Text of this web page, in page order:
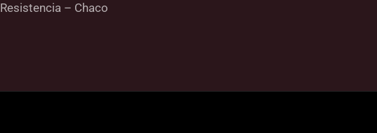
Resistencia – Chaco